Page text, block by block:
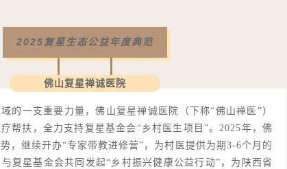
2025复星生态公益年度典范
佛山复星禅诚医院
的一支重要力量，佛山复星禅诚医院（下称“佛山禅医”）
帮扶，全力支持复星基金会“乡村医生项目”。2025年，佛
，继续开办“专家带教进修营”，为村医提供为期3-6个月的
复星基金会共同发起“乡村振兴健康公益行动”，为陕西省